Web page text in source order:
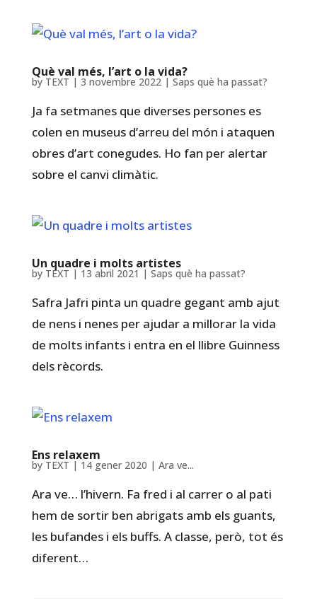
Què val més, l’art o la vida?
by TEXT | 3 novembre 2022| Saps què ha passat?
Ja fa setmanes que diverses persones es
colen en museus d’arreu del món i ataquen
obres d’art conegudes. Ho fan per alertar
sobre el canvi climàtic.
Un quadre i molts artistes
by TEXT | 13 abril 2021 | Saps què ha passat?
Safra Jafri pinta un quadre gegant amb ajut
de nens i nenes per ajudar a millorar la vida
de molts infants i entra en el llibre Guinness
dels rècords.
Ens relaxem
by TEXT | 14 gener 2020 | Ara ve...
Ara ve… l’hivern. Fa fred i al carrer o al pati
hem de sortir ben abrigats amb els guants,
les bufandes i els buffs. A classe, però, tot és
diferent…